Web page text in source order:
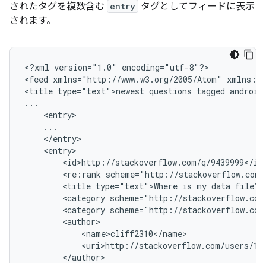
されたタグを複数含む entry タグとしてフィードに表示
されます。
<?xml version="1.0"
encoding="utf-8"?>
<feed xmlns="http://www.w3.org/2005/Atom"
<title type="text">newest questions tagged android
<re:rank
<title type="text">Where is my data
<category scheme="http://
<category scheme="http://